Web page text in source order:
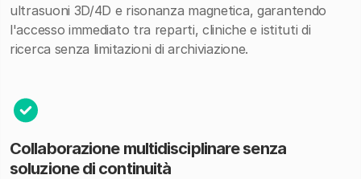
ultrasuoni 3D/4D e risonanza magnetica, garantendo
l'accesso immediato tra reparti, cliniche e istituti di
ricerca senza limitazioni di archiviazione.
Collaborazione multidisciplinare senza
soluzione di continuità